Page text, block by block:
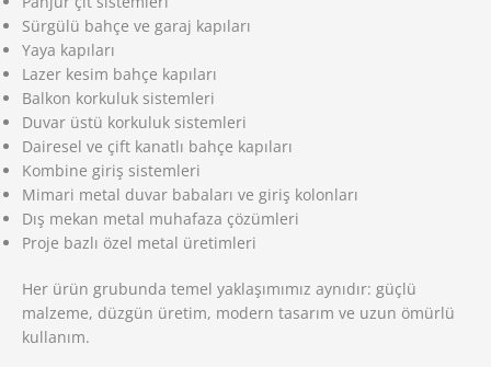
Sürgülü bahçe ve garaj kapıları
Yaya kapıları
Lazer kesim bahçe kapıları
Balkon korkuluk sistemleri
Duvar üstü korkuluk sistemleri
Dairesel ve çift kanatlı bahçe kapıları
Kombine giriş sistemleri
Mimari metal duvar babaları ve giriş kolonları
Dış mekan metal muhafaza çözümleri
Proje bazlı özel metal üretimleri
Her ürün grubunda temel yaklaşımımız aynıdır: güçlü
malzeme, düzgün üretim, modern tasarım ve uzun ömürlü
kullanım.